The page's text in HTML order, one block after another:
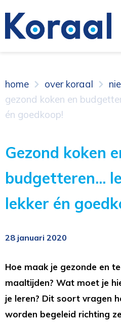
home over koraal
gezond koken en
én goedkoop!
Gezond koken
budgetteren...
lekker én
28 januari 2020
Hoe maak je gezonde en
maaltijden? Wat moet je
je leren? Dit soort vragen
worden begeleid richting